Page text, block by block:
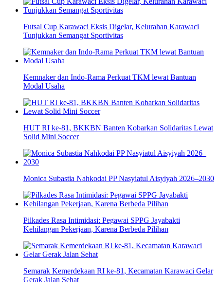
Futsal Cup Karawaci Eksis Digelar, Kelurahan Karawaci
Tunjukkan Semangat Sportivitas
Kemnaker dan Indo-Rama Perkuat TKM lewat Bantuan
Modal Usaha
HUT RI ke-81, BKKBN Banten Kobarkan Solidaritas Lewat
Solid Mini Soccer
Monica Subastia Nahkodai PP Nasyiatul Aisyiyah 2026–2030
Pilkades Rasa Intimidasi: Pegawai SPPG Jayabakti
Kehilangan Pekerjaan, Karena Berbeda Pilihan
Semarak Kemerdekaan RI ke-81, Kecamatan Karawaci Gelar
Gerak Jalan Sehat